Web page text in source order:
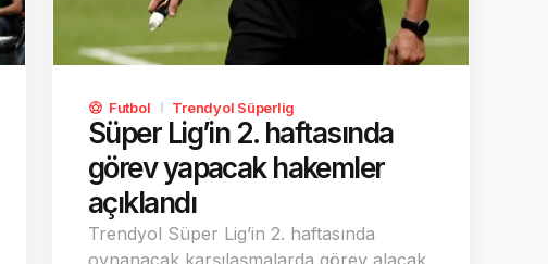
Futbol Trendyol Süperlig
Süper Lig’in 2. haftasında
görev yapacak hakemler
açıklandı
Trendyol Süper Lig’in 2. haftasında
oynanacak karşılaşmalarda görev alacak